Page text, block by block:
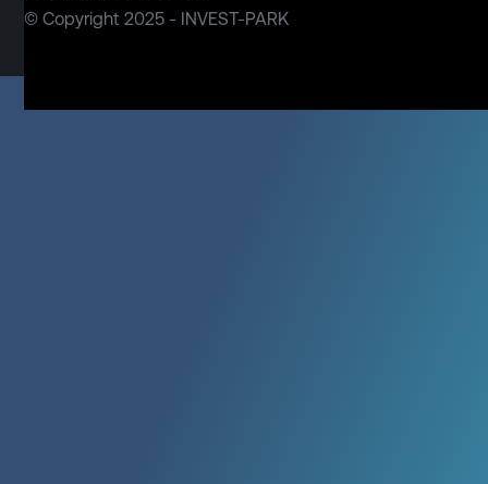
© Copyright 2025 - INVEST-PARK